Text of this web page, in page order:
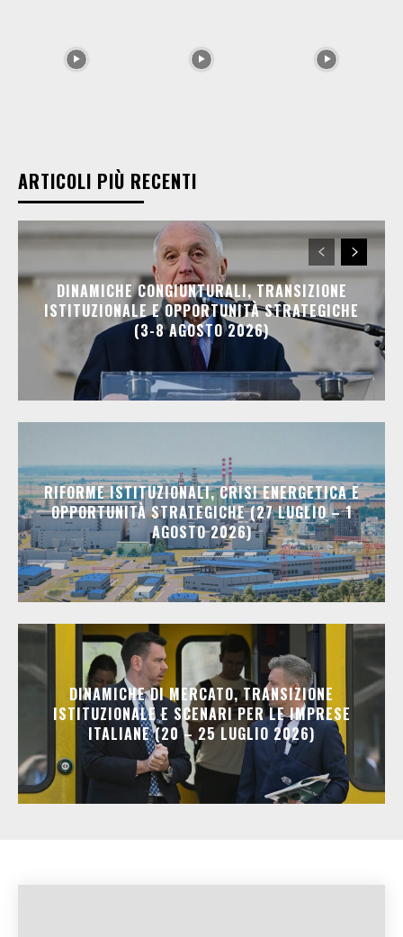
ARTICOLI PIÙ RECENTI
DINAMICHE CONGIUNTURALI, TRANSIZIONE
ISTITUZIONALE E OPPORTUNITÀ STRATEGICHE
(3-8 AGOSTO 2026)
RIFORME ISTITUZIONALI, CRISI ENERGETICA E
OPPORTUNITÀ STRATEGICHE (27 LUGLIO – 1
AGOSTO 2026)
DINAMICHE DI MERCATO, TRANSIZIONE
ISTITUZIONALE E SCENARI PER LE IMPRESE
ITALIANE (20 – 25 LUGLIO 2026)